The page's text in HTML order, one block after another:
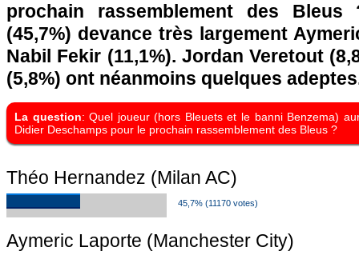
prochain rassemblement des Bleus
(45,7%) devance très largement
Nabil Fekir (11,1%). Jordan Veretout
(5,8%) ont néanmoins quelques
La question: Quel joueur (hors Bleuets et le banni Benzema)
Didier Deschamps pour le prochain rassemblement des Bleus ?
Théo Hernandez (Milan AC)
45,7% (11170 votes)
Aymeric Laporte (Manchester City)